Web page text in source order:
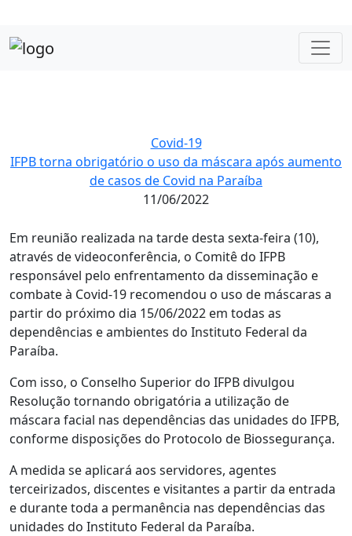
Covid-19
IFPB torna obrigatório o uso da máscara após aumento
de casos de Covid na Paraíba
11/06/2022
Em reunião realizada na tarde desta sexta-feira (10),
através de videoconferência, o Comitê do IFPB
responsável pelo enfrentamento da disseminação e
combate à Covid-19 recomendou o uso de máscaras a
partir do próximo dia 15/06/2022 em todas as
dependências e ambientes do Instituto Federal da
Paraíba.
Com isso, o Conselho Superior do IFPB divulgou
Resolução tornando obrigatória a utilização de
máscara facial nas dependências das unidades do IFPB,
conforme disposições do Protocolo de Biossegurança.
A medida se aplicará aos servidores, agentes
terceirizados, discentes e visitantes a partir da entrada
e durante toda a permanência nas dependências das
unidades do Instituto Federal da Paraíba.